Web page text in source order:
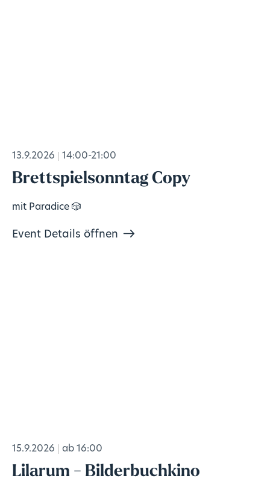
13.9.2026 14:00-21:00
Brettspielsonntag Copy
mit Paradice 🎲
Event Details öffnen
15.9.2026 ab 16:00
Lilarum - Bilderbuchkino